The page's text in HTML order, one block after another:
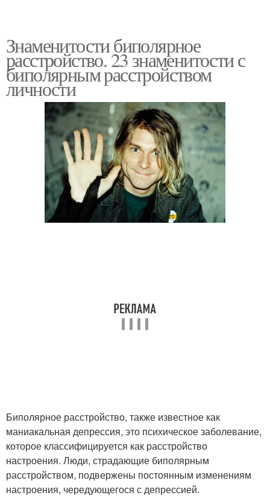
Знаменитости биполярное
расстройство. 23 знаменитости с
биполярным расстройством
личности
Биполярное расстройство, также известное как
маниакальная депрессия, это психическое заболевание,
которое классифицируется как расстройство
настроения. Люди, страдающие биполярным
расстройством, подвержены постоянным изменениям
настроения, чередующегося с депрессией.